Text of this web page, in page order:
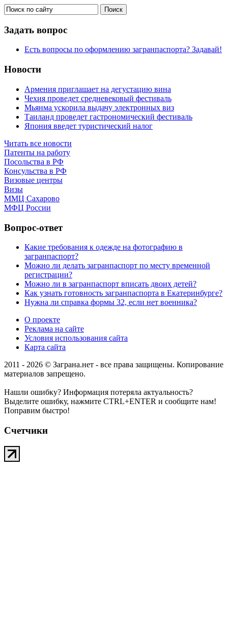
Задать вопрос
Есть вопросы по оформлению загранпаспорта? Задавай!
Новости
Армения приглашает на дегустацию вина
Чехия проведет средневековый фестиваль
Мьянма ускорила выдачу электронных виз
Таиланд проведет гастрономический фестиваль
Япония введет туристический налог
Читать все новости
Патенты на работу
Посольства в РФ
Консульства в РФ
Визовые центры
Визы
ММЦ Сахарово
МФЦ России
Вопрос-ответ
Какие требования к одежде на фотографию в
загранпаспорт?
Можно ли делать загранпаспорт по месту временной
регистрации?
Можно ли в загранпаспорт вписать двоих детей?
Как узнать готовность загранпаспорта в Екатеринбурге?
Нужна ли справка формы 32, если нет военника?
О проекте
Реклама на сайте
Условия использования сайта
Карта сайта
2011 - 2026 © Заграна.нет - все права защищены. Копирование
материалов запрещено.
Нашли ошибку? Информация потеряла актуальность?
Выделите ошибку, нажмите CTRL+ENTER и сообщите нам!
Поправим быстро!
Счетчики